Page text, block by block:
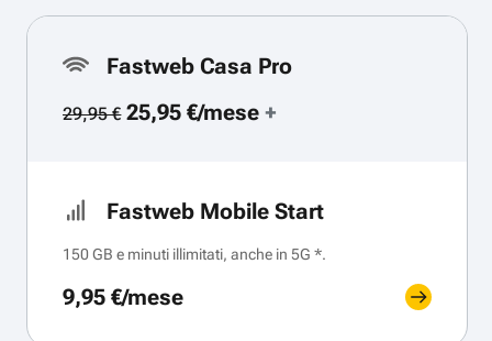
Fastweb Casa Pro
29,95 €25,95 €/mese+
Fastweb Mobile Start
150 GB e minuti illimitati, anche in 5G *.
9,95 €/mese